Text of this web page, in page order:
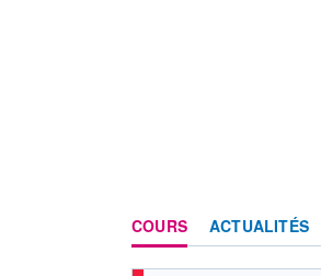
COURS ACTUALITÉS